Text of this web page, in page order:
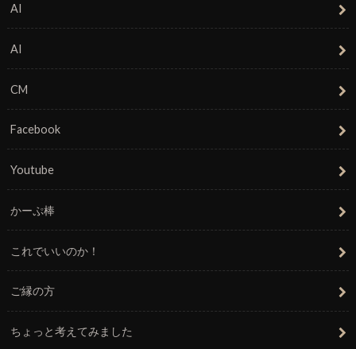
AI
AI
CM
Facebook
Youtube
かーぷ棒
これでいいのか！
ご縁の方
ちょっと考えてみました